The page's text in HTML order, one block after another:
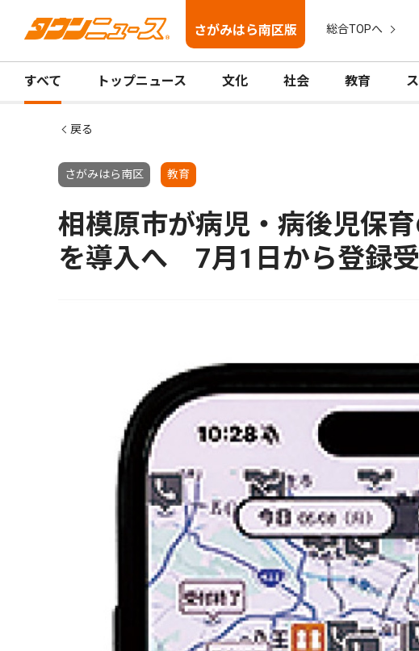
さがみはら南区版 総合TOPへ
すべて トップニュース 文化 社会 教育
戻る
さがみはら南区 教育
相模原市が病児・病後児保
を導入へ 7月1日から登録